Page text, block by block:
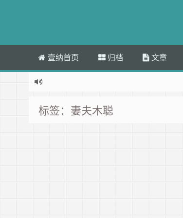
壹纳首页 归档 文章
标签：妻夫木聪